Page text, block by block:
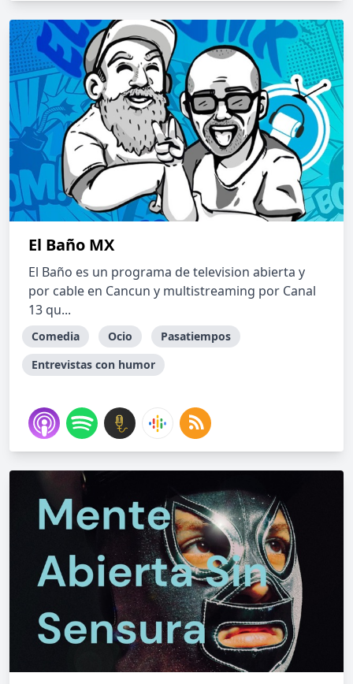
El Baño MX
El Baño es un programa de television abierta y
por cable en Cancun y multistreaming por Canal
13 qu...
Comedia Ocio
Pasatiempos
Entrevistas con humor